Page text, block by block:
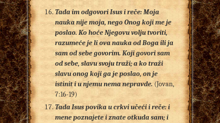
Tada im odgovori Isus i reče: Moja
nauka nije moja, nego Onog koji me je
poslao.Ko hoće Njegovu volju tvoriti,
razumeće je li ova nauka od Boga ili ja
sam od sebe govorim. Koji govori sam
od sebe, slavu svoju traži; a ko traži
slavu onog koji ga je poslao, on je
istinit i u njemu nema nepravde. (Jovan,
7:16-19)
Tada Isus povika u crkvi učeći i reče: i
mene poznajete i znate otkuda sam; i